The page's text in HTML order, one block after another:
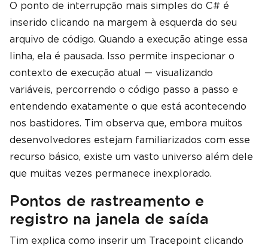
O ponto de interrupção mais simples do C# é
inserido clicando na margem à esquerda do seu
arquivo de código. Quando a execução atinge essa
linha, ela é pausada. Isso permite inspecionar o
contexto de execução atual — visualizando
variáveis, percorrendo o código passo a passo e
entendendo exatamente o que está acontecendo
nos bastidores. Tim observa que, embora muitos
desenvolvedores estejam familiarizados com esse
recurso básico, existe um vasto universo além dele
que muitas vezes permanece inexplorado.
Pontos de rastreamento e
registro na janela de saída
Tim explica como inserir um Tracepoint clicando